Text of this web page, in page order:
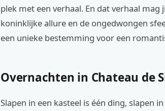
plek met een verhaal. En dat verhaal
koninklijke allure en de ongedwongen
een unieke bestemming voor een
Overnachten in Chateau de
Slapen in een kasteel is één ding, slapen